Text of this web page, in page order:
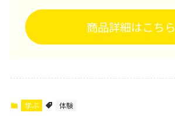
商品詳細はこちら
学ぶ 体験